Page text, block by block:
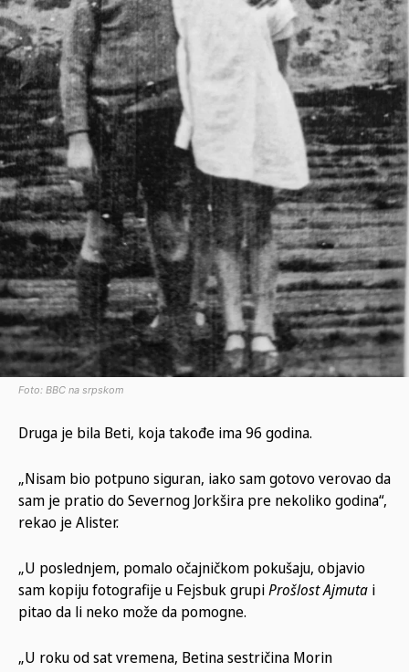
Foto: BBC na srpskom
Druga je bila Beti, koja takođe ima 96 godina.
„Nisam bio potpuno siguran, iako sam gotovo verovao da
sam je pratio do Severnog Jorkšira pre nekoliko godina“,
rekao je Alister.
„U poslednjem, pomalo očajničkom pokušaju, objavio
sam kopiju fotografije u Fejsbuk grupiProšlost Ajmuta i
pitao da li neko može da pomogne.
„U roku od sat vremena, Betina sestričina Morin